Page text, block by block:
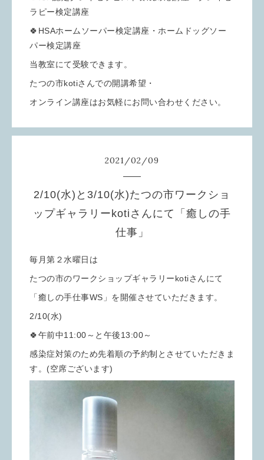
ラピー検定講座
🍀HSAホームソーパー検定講座・ホームドッグソー
パー検定講座
当教室にて受験できます。
たつの市kotiさんでの開講希望・
オンライン講座はお気軽にお問い合わせください。
2021/02/09
2/10(水)と3/10(水)たつの市ワークショ
ップギャラリーkotiさんにて「癒しの手
仕事」
毎月第２水曜日は
たつの市のワークショップギャラリーkotiさんにて
「癒しの手仕事WS」を開催させていただきます。
2/10(水)
🍀午前中11:00～と午後13:00～
感染症対策のため先着順の予約制とさせていただきま
す。(空席ございます)